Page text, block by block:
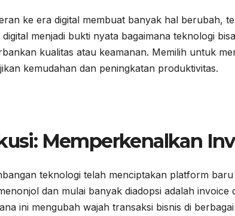
ke era digital membuat banyak hal berubah,
digital menjadi bukti nyata bagaimana teknologi
kualitas atau keamanan. Memilih untuk
kemudahan dan peningkatan produktivitas.
Memperkenalkan
teknologi telah menciptakan platform
dan mulai banyak diadopsi adalah
ini mengubah wajah transaksi bisnis di